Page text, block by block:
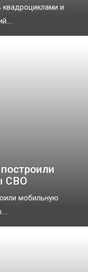
квадроциклами и
СВО
мобильную